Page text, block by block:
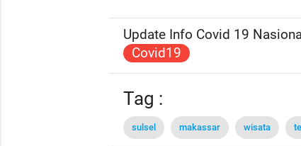
Update Info Covid 19
Covid19
Tag :
sulsel makassar wisata